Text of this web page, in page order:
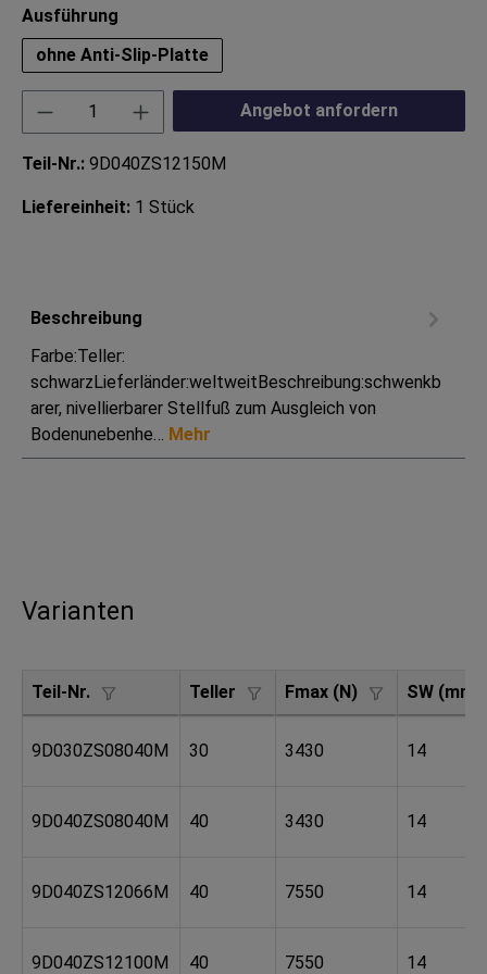
Ausführung
ohne Anti-Slip-Platte
Produkt Anzahl: Gib den gewünschten
Angebot anfordern
Teil-Nr.: 9D040ZS12150M
Liefereinheit: 1 Stück
Beschreibung
Farbe:Teller:
schwarzLieferländer:weltweitBeschreibung:schwenkb
arer, nivellierbarer Stellfuß zum Ausgleich von
Bodenunebenhe… Mehr
Varianten
Teil-Nr. Teller Fmax (N) SW (mm)
9D030ZS08040M 30 3430 14
9D040ZS08040M 40 3430 14
9D040ZS12066M 40 7550 14
9D040ZS12100M 40 7550 14